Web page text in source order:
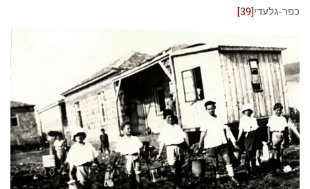
כפר-גלעדי[39]
.